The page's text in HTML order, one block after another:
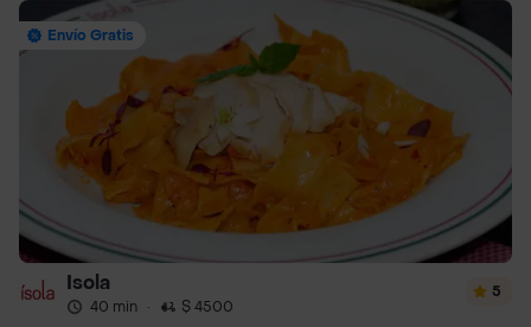
Envío Gratis
Isola
40 min · $ 4500
5